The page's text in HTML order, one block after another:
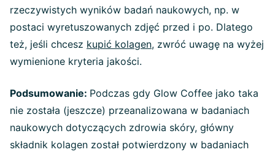
rzeczywistych wyników badań naukowych, np. w
postaci wyretuszowanych zdjęć przed i po. Dlatego
też, jeśli chcesz kupić kolagen, zwróć uwagę na wyżej
wymienione kryteria jakości.
Podsumowanie: Podczas gdy Glow Coffee jako taka
nie została (jeszcze) przeanalizowana w badaniach
naukowych dotyczących zdrowia skóry, główny
składnik kolagen został potwierdzony w badaniach